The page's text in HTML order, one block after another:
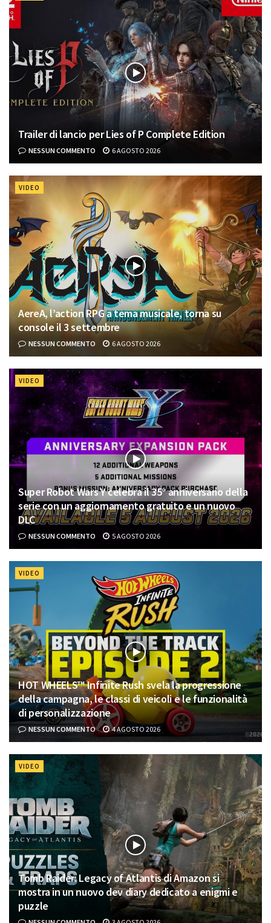
Trailer di lancio per Lies of P Complete Edition
NESSUN COMMENTO 6 AGOSTO 2026
VIDEO
AereA, l’action RPG a tema musicale, torna su
console il 3 settembre
NESSUN COMMENTO 6 AGOSTO 2026
VIDEO
Super Robot Wars Y celebra il 35° anniversario della
serie con un aggiornamento gratuito e un nuovo
DLC
NESSUN COMMENTO 5 AGOSTO 2026
VIDEO
HOT WHEELS™ Infinite Rush svela la progressione
della campagna, le classi di veicoli e le funzionalità
di personalizzazione
NESSUN COMMENTO 4 AGOSTO 2026
VIDEO
Tomb Raider: Legacy of Atlantis di Amazon si
mostra in un nuovo dev diary dedicato a enigmi e
puzzle